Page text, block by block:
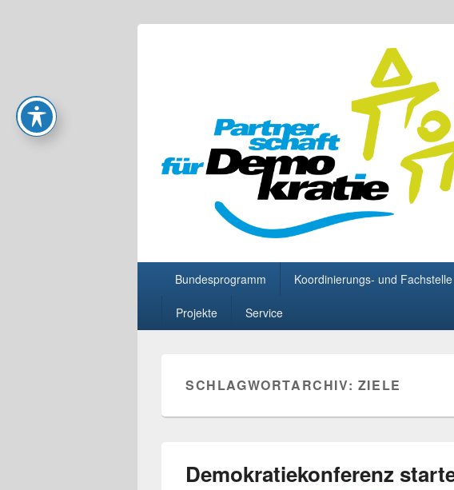
Partnerschaft für
Bundesprogramm Koordinierungs- und Fachstelle
Projekte Service
SCHLAGWORTARCHIV: ZIELE
Demokratiekonferenz